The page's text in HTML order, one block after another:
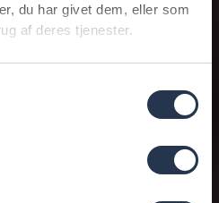
du har givet dem, eller som
af deres tjenester.